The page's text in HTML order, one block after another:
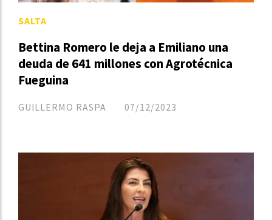
Bettina Romero le deja a Emiliano una
deuda de 641 millones con Agrotécnica
Fueguina
GUILLERMO RASPA
SALTA
07/12/2023